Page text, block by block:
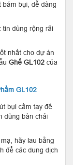
bám bụi, dễ dàng
tin dùng rộng rãi
nhất cho dự án
Ghế GL102 của
GL102
bụi cầm tay để
dùng bàn chải
hãy lau bằng
để các dung dịch